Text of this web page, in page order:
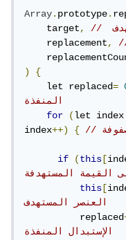
Array.prototype.
target,
replacement,
)
{
let replaced=
المنفذة
for
(let
index++) {
if (this [
القيمة المستهدفة
this [
العنصر المستهدف
replaced
الإستبدال المنفذة